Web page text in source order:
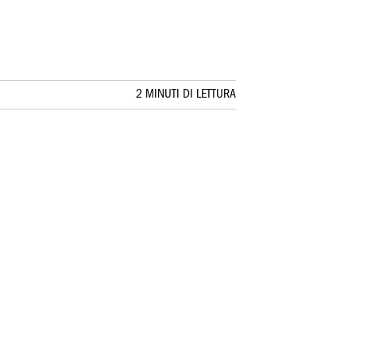
2 MINUTI DI LETTURA